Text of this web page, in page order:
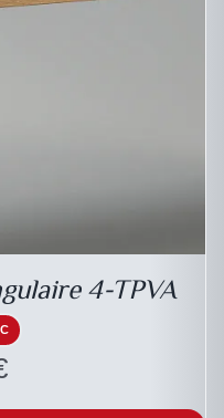
4-TPVA